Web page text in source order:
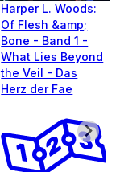
Harper L. Woods:
Of Flesh &amp;
Bone - Band 1 -
What Lies Beyond
the Veil - Das
Herz der Fae